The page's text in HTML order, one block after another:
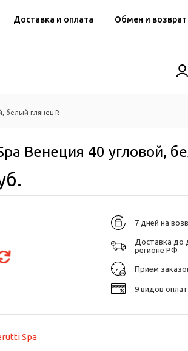
Доставка и оплата Обмен и возврат
белый глянец R
Венеция 40 угловой,
7 дней на
Доставка до
регионе РФ
Прием
9 видов
Spa